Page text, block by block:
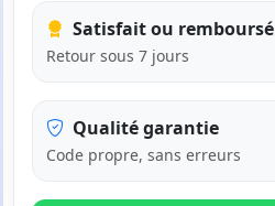
Satisfait ou remboursé
Retour sous 7 jours
Qualité garantie
Code propre, sans erreurs